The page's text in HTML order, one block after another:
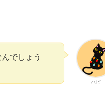
ハピ
でしょう